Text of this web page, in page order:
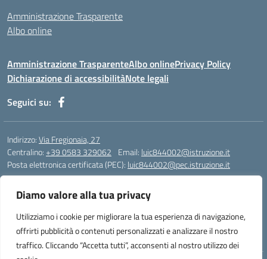
Diamo valore alla tua privacy
Utilizziamo i cookie per migliorare la tua esperienza di navigazione,
offrirti pubblicità o contenuti personalizzati e analizzare il nostro
traffico. Cliccando “Accetta tutti”, acconsenti al nostro utilizzo dei
Amministrazione Trasparente
Albo online
Amministrazione TrasparenteAlbo onlinePrivacy Policy
Dichiarazione di accessibilitàNote legali
Seguici su:
Indirizzo:Via Fregionaia, 27
Centralino:+39 0583 329062 Email: luic844002@istruzione.it
Posta elettronica certificata (PEC): luic844002@pec.istruzione.it
Codice meccanografico:luic844002
Codice Indice delle Pubbliche Amministrazioni (IPA): istsc_luic844002
Codice unico di fatturazione (CUF): UF76KO